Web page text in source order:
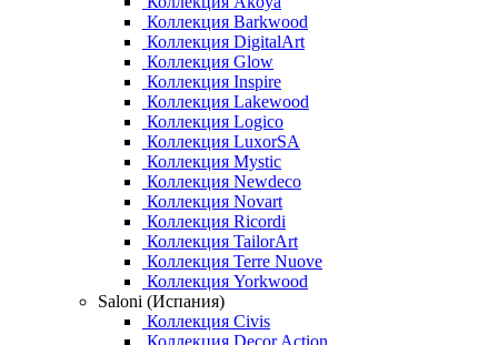
Коллекция Barkwood
Коллекция DigitalArt
Коллекция Glow
Коллекция Inspire
Коллекция Lakewood
Коллекция Logico
Коллекция LuxorSA
Коллекция Mystic
Коллекция Newdeco
Коллекция Novart
Коллекция Ricordi
Коллекция TailorArt
Коллекция Terre Nuove
Коллекция Yorkwood
Saloni (Испания)
Коллекция Civis
Коллекция Decor Action